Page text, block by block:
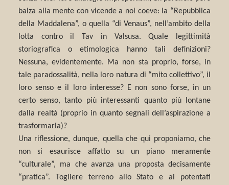
balza alla mente con vicende a noi coeve: la “Repubblica
della Maddalena”, o quella “di Venaus”, nell’ambito della
lotta contro il Tav in Valsusa. Quale legittimità
storiografica o etimologica hanno tali definizioni?
Nessuna, evidentemente. Ma non sta proprio, forse, in
tale paradossalità, nella loro natura di “mito collettivo”, il
loro senso e il loro interesse? E non sono forse, in un
certo senso, tanto più interessanti quanto più lontane
dalla realtà (proprio in quanto segnali dell’aspirazione a
trasformarla)?
Una riflessione, dunque, quella che qui proponiamo, che
non si esaurisce affatto su un piano meramente
“culturale”, ma che avanza una proposta decisamente
“pratica”. Togliere terreno allo Stato e ai potentati